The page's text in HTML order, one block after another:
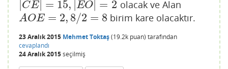
|CE| = 15, |EO| = 2
|CE| 15 |EO |=2 olacak ve Alan
AOE = 2, 8/2 = 8
AOE=2 ,8/ 2= 8 birim kare olacaktır.
23 Aralık 2015 Mehmet Toktaş(19.2k puan) tarafından
cevaplandı
24 Aralık 2015seçilmiş